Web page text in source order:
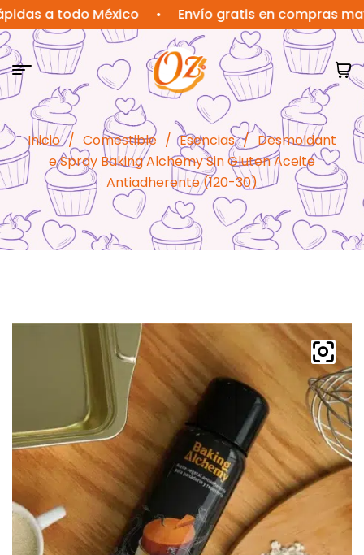
a todo México • Envío gratis en compras mayores
Inicio / Comestible / Esencias / Desmoldant
e Spray Baking Alchemy Sin Gluten Aceite
Antiadherente (120-30)